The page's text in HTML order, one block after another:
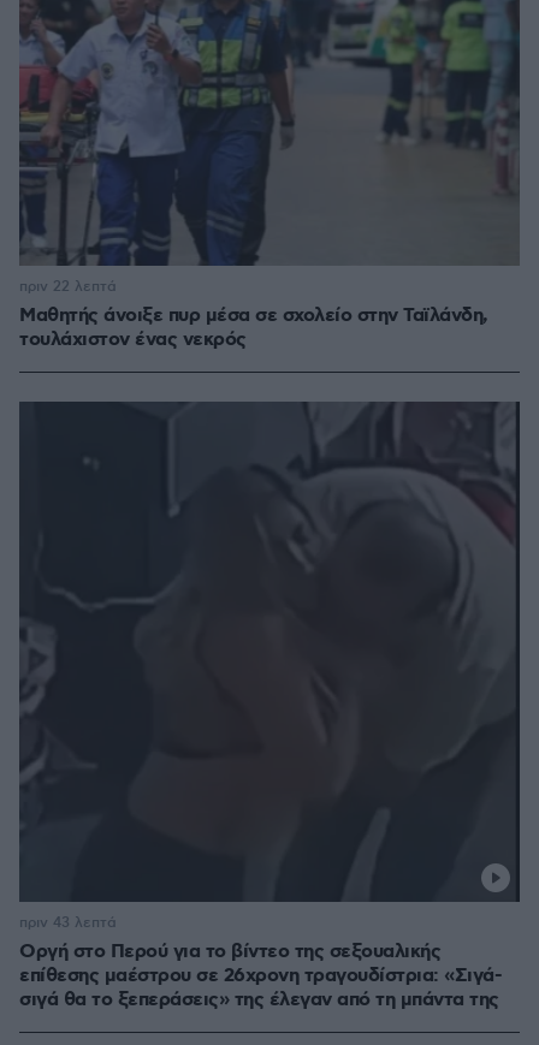
Μαθητής άνοιξε πυρ μέσα σε σχολείο στην Ταϊλάνδη,
τουλάχιστον ένας νεκρός
πριν 22 λεπτά
Οργή στο Περού για το βίντεο της σεξουαλικής
επίθεσης μαέστρου σε 26χρονη τραγουδίστρια: «Σιγά-
σιγά θα το ξεπεράσεις» της έλεγαν από τη μπάντα της
πριν 43 λεπτά